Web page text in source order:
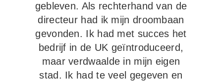
gebleven. Als rechterhand van de
directeur had ik mijn droombaan
gevonden. Ik had met succes het
bedrijf in de UK geïntroduceerd,
maar verdwaalde in mijn eigen
stad. Ik had te veel gegeven en